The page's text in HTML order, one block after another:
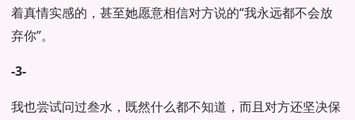
着真情实感的，甚至她愿意相信对方说的“我永远都不会放
弃你”。
-3-
我也尝试问过叁水，既然什么都不知道，而且对方还坚决保